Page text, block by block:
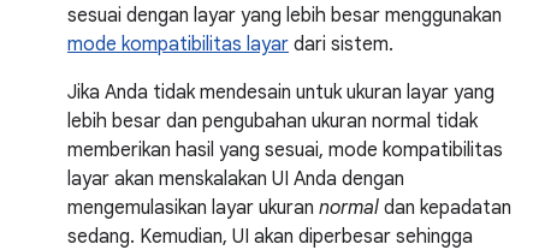
sesuai dengan layar yang lebih besar menggunakan
mode kompatibilitas layar dari sistem.
Jika Anda tidak mendesain untuk ukuran layar yang
lebih besar dan pengubahan ukuran normal tidak
memberikan hasil yang sesuai, mode kompatibilitas
layar akan menskalakan UI Anda dengan
mengemulasikan layar ukuran normal dan kepadatan
sedang. Kemudian, UI akan diperbesar sehingga